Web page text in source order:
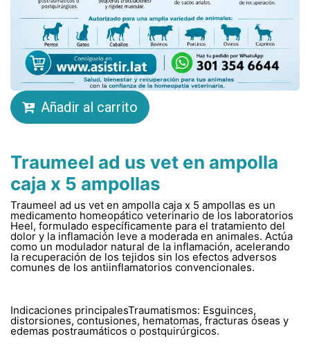
Añadir al carrito
Traumeel ad us vet en ampolla
caja x 5 ampollas
Traumeel ad us vet en ampolla caja x 5 ampollas es un
medicamento homeopático veterinario de los laboratorios
Heel, formulado específicamente para el tratamiento del
dolor y la inflamación leve a moderada en animales. Actúa
como un modulador natural de la inflamación, acelerando
la recuperación de los tejidos sin los efectos adversos
comunes de los antiinflamatorios convencionales.
Indicaciones principalesTraumatismos: Esguinces,
distorsiones, contusiones, hematomas, fracturas óseas y
edemas postraumáticos o postquirúrgicos.